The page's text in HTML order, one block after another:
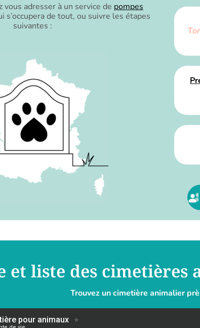
vous adresser à un service de pompes
s’occupera de tout, ou suivre les étapes
suivantes :
et liste des cimetières
Trouvez un cimetière animalier